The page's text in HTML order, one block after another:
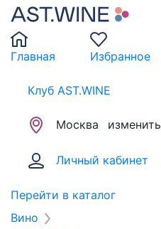
Главная Избранное
Клуб AST.WINE
Москва изменить
Личный кабинет
Перейти в каталог
Вино